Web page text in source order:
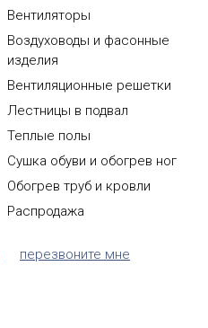
Вентиляторы
Воздуховоды и фасонные
изделия
Вентиляционные решетки
Лестницы в подвал
Теплые полы
Сушка обуви и обогрев ног
Обогрев труб и кровли
Распродажа
перезвоните мне